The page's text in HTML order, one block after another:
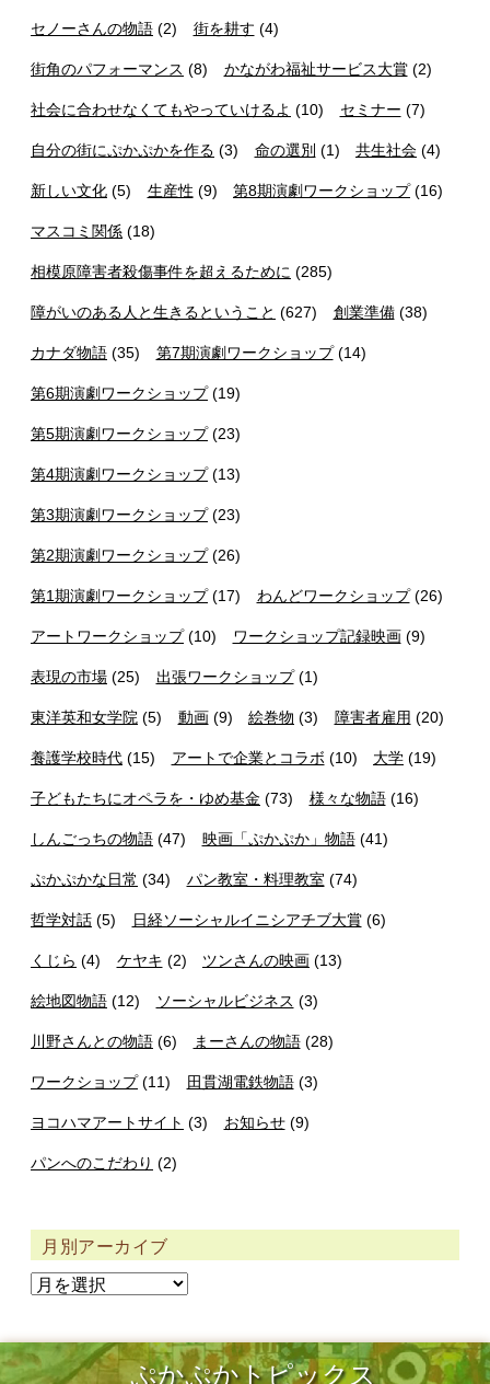
セノーさんの物語 (2) 街を耕す (4)
街角のパフォーマンス (8) かながわ福祉サービス大賞(2)
社会に合わせなくてもやっていけるよ (10) セミナー (7)
自分の街にぷかぷかを作る (3) 命の選別 (1) 共生社会 (4)
新しい文化 (5) 生産性 (9) 第8期演劇ワークショップ(16)
マスコミ関係 (18)
相模原障害者殺傷事件を超えるために (285)
障がいのある人と生きるということ (627) 創業準備(38)
カナダ物語 (35) 第7期演劇ワークショップ(14)
第6期演劇ワークショップ(19)
第5期演劇ワークショップ(23)
第4期演劇ワークショップ(13)
第3期演劇ワークショップ(23)
第2期演劇ワークショップ(26)
第1期演劇ワークショップ(17) わんどワークショップ(26)
アートワークショップ(10) ワークショップ記録映画(9)
表現の市場 (25) 出張ワークショップ(1)
東洋英和女学院 (5) 動画(9) 絵巻物 (3) 障害者雇用 (20)
養護学校時代 (15) アートで企業とコラボ (10) 大学 (19)
子どもたちにオペラを・ゆめ基金 (73) 様々な物語(16)
しんごっちの物語 (47) 映画「ぷかぷか」物語(41)
ぷかぷかな日常 (34) パン教室・料理教室 (74)
哲学対話 (5) 日経ソーシャルイニシアチブ大賞(6)
くじら (4) ケヤキ (2) ツンさんの映画 (13)
絵地図物語 (12) ソーシャルビジネス (3)
川野さんとの物語 (6) まーさんの物語(28)
ワークショップ(11) 田貫湖電鉄物語(3)
ヨコハマアートサイト (3) お知らせ(9)
パンへのこだわり (2)
月別アーカイブ
ぷかぷかトピックス